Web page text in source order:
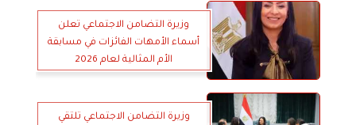
على مستوى الجمهورية
وزيرة التضامن الاجتماعي تعلن
أسماء الأمهات الفائزات في مسابقة
الأم المثالية لعام 2026
وزيرة التضامن الاجتماعي تلتقي